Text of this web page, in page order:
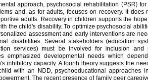
approach, psychosocial rehabilitation (PSR)
and, as for adults, focuses on recovery. It
adults. Recovery in children supports the
the child's disability. To optimize psychosocial
assessment and early interventions are
disabilities. Several stakeholders (education
services) must be involved for inclusion and
emphasized developmental needs which
inhibitory capacity. A fourth theory suggests the
with an NDD, psychoeducational approaches
The recent presence of family peer